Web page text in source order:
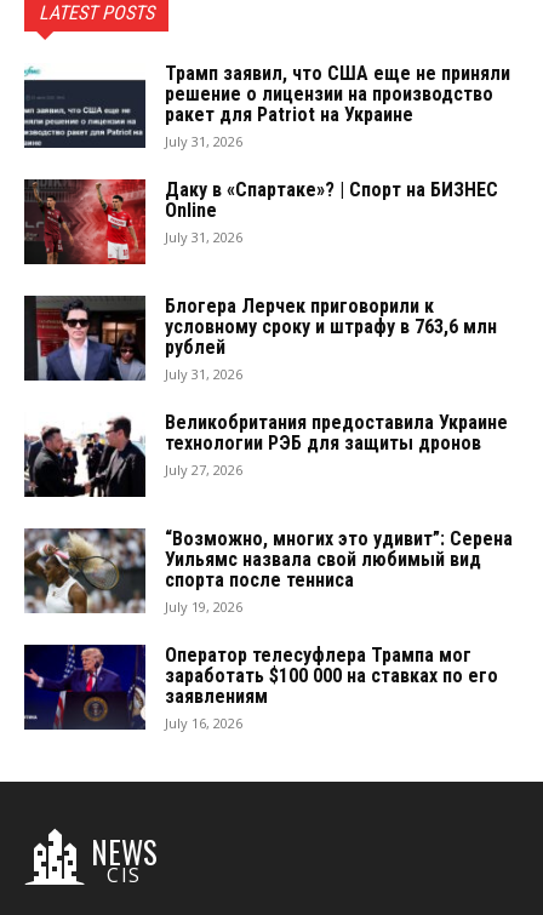
LATEST POSTS
Трамп заявил, что США еще не приняли
решение о лицензии на производство
ракет для Patriot на Украине
July 31, 2026
Даку в «Спартаке»? | Спорт на БИЗНЕС
Online
July 31, 2026
Блогера Лерчек приговорили к
условному сроку и штрафу в 763,6 млн
рублей
July 31, 2026
Великобритания предоставила Украине
технологии РЭБ для защиты дронов
July 27, 2026
“Возможно, многих это удивит”: Серена
Уильямс назвала свой любимый вид
спорта после тенниса
July 19, 2026
Оператор телесуфлера Трампа мог
заработать $100 000 на ставках по его
заявлениям
July 16, 2026
NEWS
CIS